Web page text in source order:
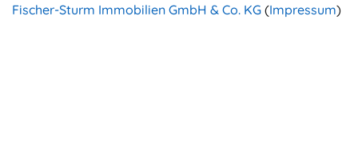
Fischer-Sturm Immobilien GmbH & Co. KG (Impressum)